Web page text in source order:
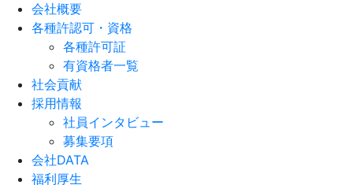
会社概要
各種許認可・資格
各種許可証
有資格者一覧
社会貢献
採用情報
社員インタビュー
募集要項
会社DATA
福利厚生